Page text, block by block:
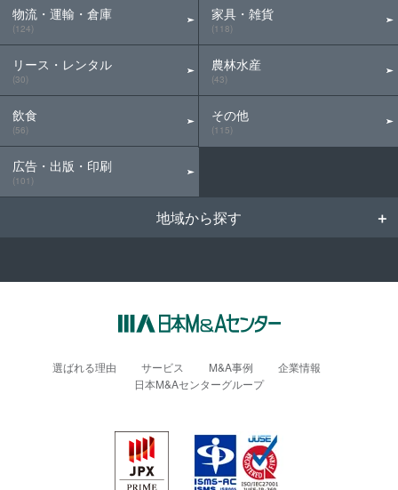
物流・運輸・倉庫
(124)
リース・レンタル
(30)
飲食
(56)
広告・出版・印刷
(101)
家具・雑貨
(118)
農林水産
(43)
その他
(115)
地域から探す
選ばれる理由 サービス M&A事例
企業情報
日本M&Aセンターグループ